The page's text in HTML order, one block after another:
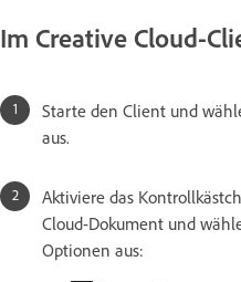
Im Creative Cloud-
Starte den Client und
aus.
Aktiviere das
Cloud-Dokument und
Optionen aus: